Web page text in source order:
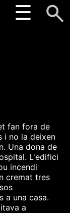
☰
fan fora de
i no la deixen
Una dona de
L'edifici
incendi
cremat tres
a una casa.
a